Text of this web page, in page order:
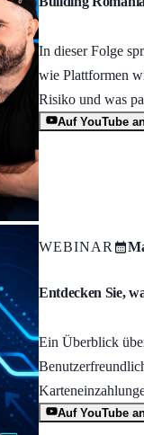
In dieser Folge
wie Plattformen
Risiko und was
Auf YouTube
WEBINAR
Entdecken Sie,
Ein Überblick
Auf YouTube